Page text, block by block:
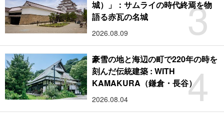
3
城）」：サムライの時代終焉を物
語る赤瓦の名城
2026.08.09
4
豪雪の地と海辺の町で220年の時を
刻んだ伝統建築 : WITH
KAMAKURA（鎌倉・長谷）
2026.08.04